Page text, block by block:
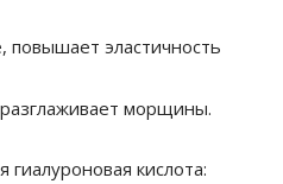
повышает эластичность
разглаживает морщины.
кислота: